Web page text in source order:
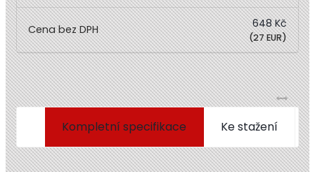
648 Kč
(27 EUR)
Kompletní specifikace Ke stažení